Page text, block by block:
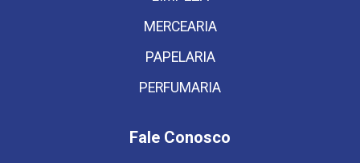
MERCEARIA
PAPELARIA
PERFUMARIA
Fale Conosco